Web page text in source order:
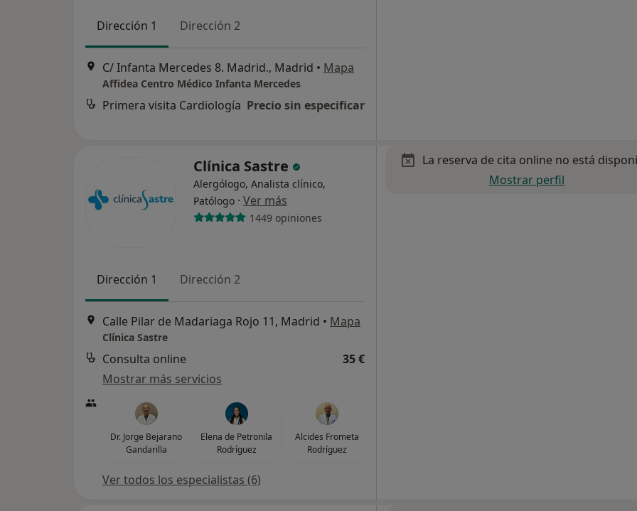
Dirección 1 Dirección 2
C/ Infanta Mercedes 8. Madrid., Madrid • Mapa
Affidea Centro Médico Infanta Mercedes
Primera visita Cardiología Precio sin especificar
Clínica Sastre
Alergólogo, Analista clínico,
Patólogo · Ver más
1449 opiniones
Dirección 1 Dirección 2
Calle Pilar de Madariaga Rojo 11, Madrid • Mapa
Clínica Sastre
Consulta online
35 €
Mostrar más servicios
Dr. Jorge Bejarano
Gandarilla
Elena de Petronila
Rodríguez
Alcides Frometa
Rodríguez
Ver todos los especialistas (6)
La reserva de cita online no está
Mostrar perfil